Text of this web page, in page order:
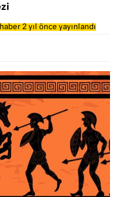
2 yıl önce yayınlandı